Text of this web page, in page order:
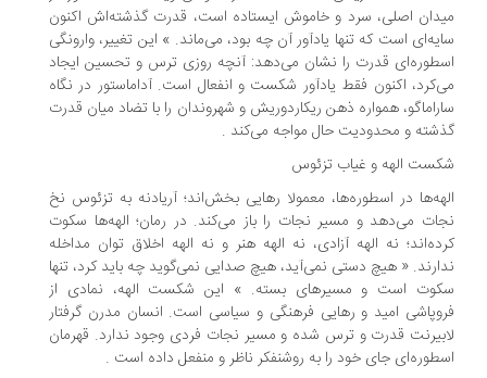
اصلی، سرد و خاموش ایستاده است، قدرت گذشته‌اش اکنون
است که تنها یادآور آن چه بود، می‌ماند. » این تغییر، وارونگی
قدرت را نشان می‌دهد: آنچه روزی ترس و تحسین ایجاد
اکنون فقط یادآور شکست و انفعال است. آداماستور در نگاه
همواره ذهن ریکاردوریش و شهروندان را با تضاد میان قدرت
و محدودیت حال مواجه می‌کند .
الهه و غیاب تزئوس
در اسطوره‌ها، معمولا رهایی بخش‌اند؛ آریادنه به تزئوس نخ
می‌دهد و مسیر نجات را باز می‌کند. در رمان؛ الهه‌ها سکوت
نه الهه آزادی، نه الهه هنر و نه الهه اخلاق توان مداخله
« هیچ دستی نمی‌آید، هیچ صدایی نمی‌گوید چه باید کرد، تنها
است و مسیرهای بسته. » این شکست الهه، نمادی از
امید و رهایی فرهنگی و سیاسی است. انسان مدرن گرفتار
قدرت و ترس شده و مسیر نجات فردی وجود ندارد. قهرمان
جای خود را به روشنفکر ناظر و منفعل داده است .